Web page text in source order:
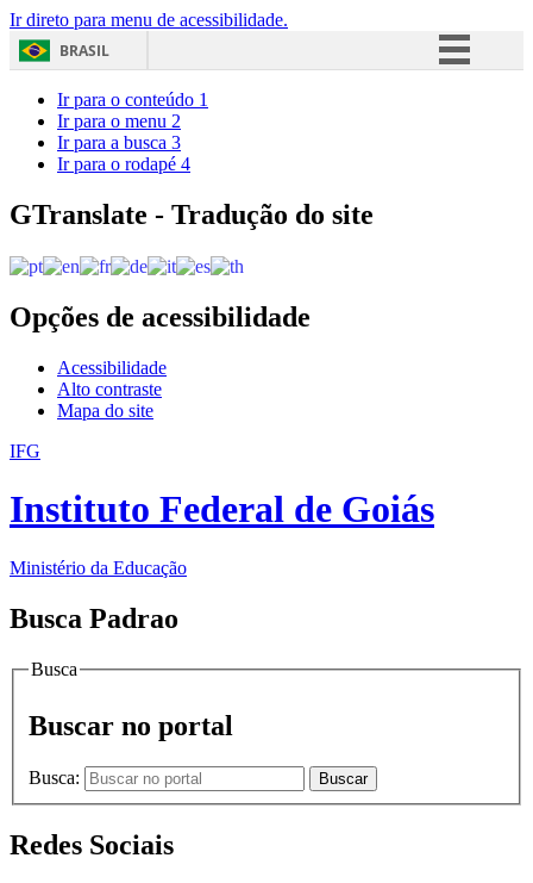
Ir direto para menu de acessibilidade.
BRASIL
Acesso à informação
Ir para o conteúdo 1
Ir para o menu 2
Ir para a busca 3
Ir para o rodapé 4
GTranslate - Tradução do site
Opções de acessibilidade
Acessibilidade
Alto contraste
Mapa do site
IFG
Instituto Federal de Goiás
Ministério da Educação
Busca Padrao
Busca
Buscar no portal
Busca: Buscar
Redes Sociais